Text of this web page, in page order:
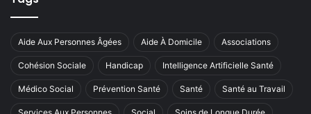
Aide Aux Personnes Âgées Aide À Domicile Associations
Cohésion Sociale Handicap Intelligence Artificielle Santé
Médico Social Prévention Santé Santé Santé au Travail